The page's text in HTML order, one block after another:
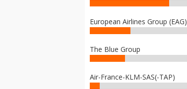
European Airlines Group (EAG)
The Blue Group
Air-France-KLM-SAS(-TAP)